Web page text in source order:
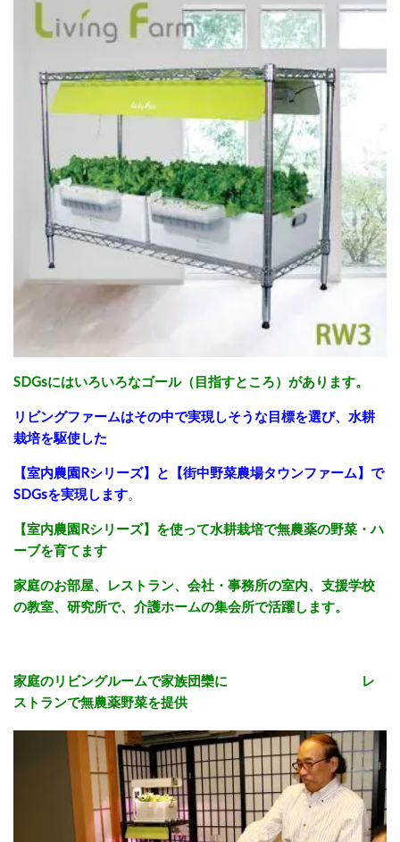
SDGsにはいろいろなゴール（目指すところ）があります。
リビングファームはその中で実現しそうな目標を選び、水耕
栽培を駆使した
【室内農園Rシリーズ】と【街中野菜農場タウンファーム】で
SDGsを実現します。
【室内農園Rシリーズ】を使って水耕栽培で無農薬の野菜・ハ
ーブを育てます
家庭のお部屋、レストラン、会社・事務所の室内、支援学校
の教室、研究所で、 介護ホームの集会所で活躍します。
家庭のリビングルームで家族団欒に レ
ストランで無農薬野菜を提供